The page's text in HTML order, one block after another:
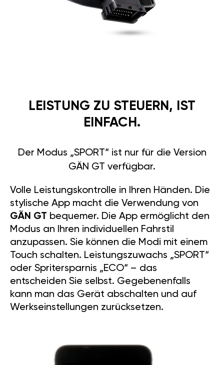
LEISTUNG ZU STEUERN, IST
EINFACH.
Der Modus „SPORT“ ist nur für die Version
GÄN GT verfügbar.
Volle Leistungskontrolle in Ihren Händen. Die
stylische App macht die Verwendung von
GÄN GT bequemer. Die App ermöglicht den
Modus an Ihren individuellen Fahrstil
anzupassen. Sie können die Modi mit einem
Touch schalten. Leistungszuwachs „SPORT“
oder Spritersparnis „ECO“ – das
entscheiden Sie selbst. Gegebenenfalls
kann man das Gerät abschalten und auf
Werkseinstellungen zurücksetzen.